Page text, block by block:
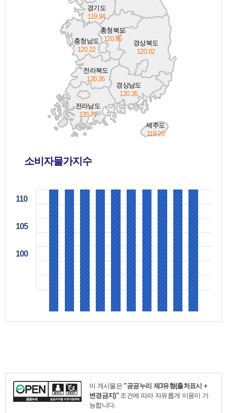
경기도
119.94
충청북도
120.85
충청남도
120.22
경상북도
120.82
경상남도
120.26
전라북도
120.26
전라남도
120.74
제주도
119.20
소비자물가지수
110
105
100
기
강
원
충
남
전
북
남
북
경
남
주
이 게시물은 "공공누리 제3유형(출처표시 +
변경금지)"조건에 따라 자유롭게 이용이 가
능합니다.